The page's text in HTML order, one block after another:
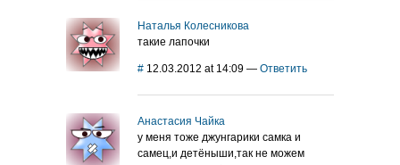
Наталья Колесникова
такие лапочки
# 12.03.2012 at 14:09 — Ответить
Анастасия Чайка
у меня тоже джунгарики самка и
самец,и детёныши,так не можем